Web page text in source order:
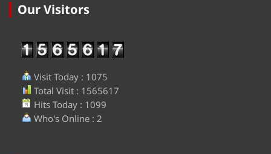
Our Visitors
Visit Today : 1075
Total Visit : 1565617
Hits Today : 1099
Who's Online : 2